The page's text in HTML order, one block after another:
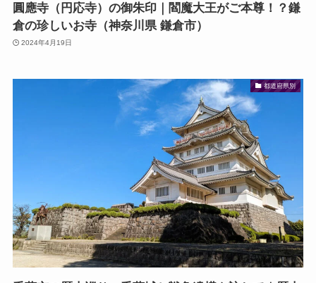
圓應寺（円応寺）の御朱印｜閻魔大王がご本尊！？鎌
倉の珍しいお寺（神奈川県 鎌倉市）
2024年4月19日
都道府県別